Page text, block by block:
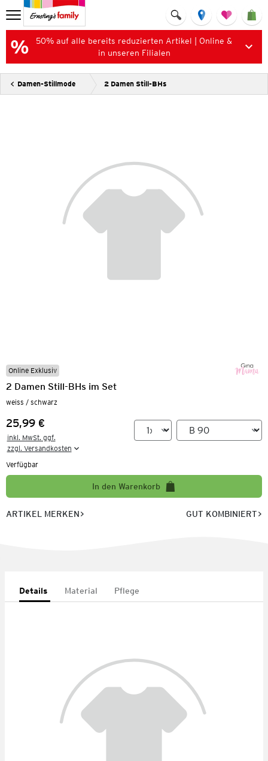
50% auf alle bereits reduzierten Artikel | Online &
in unseren Filialen
Damen-Stillmode 2 Damen Still-BHs
Online Exklusiv
2 Damen Still-BHs im Set
weiss / schwarz
Preis:
25,99 €
inkl. MwSt. ggf.
zzgl. Versandkosten
Verfügbar
In den Warenkorb
ARTIKEL MERKEN GUT KOMBINIERT
Details Material Pflege